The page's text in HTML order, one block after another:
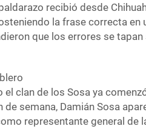
recibió desde
la frase correcta en
que los errores se
el clan de los Sosa ya
semana, Damián Sosa
representante general de